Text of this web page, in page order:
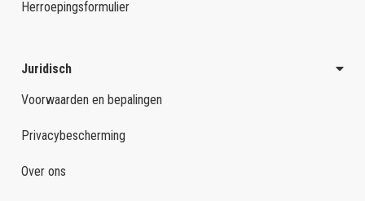
Herroepingsformulier
Juridisch
Voorwaarden en bepalingen
Privacybescherming
Over ons